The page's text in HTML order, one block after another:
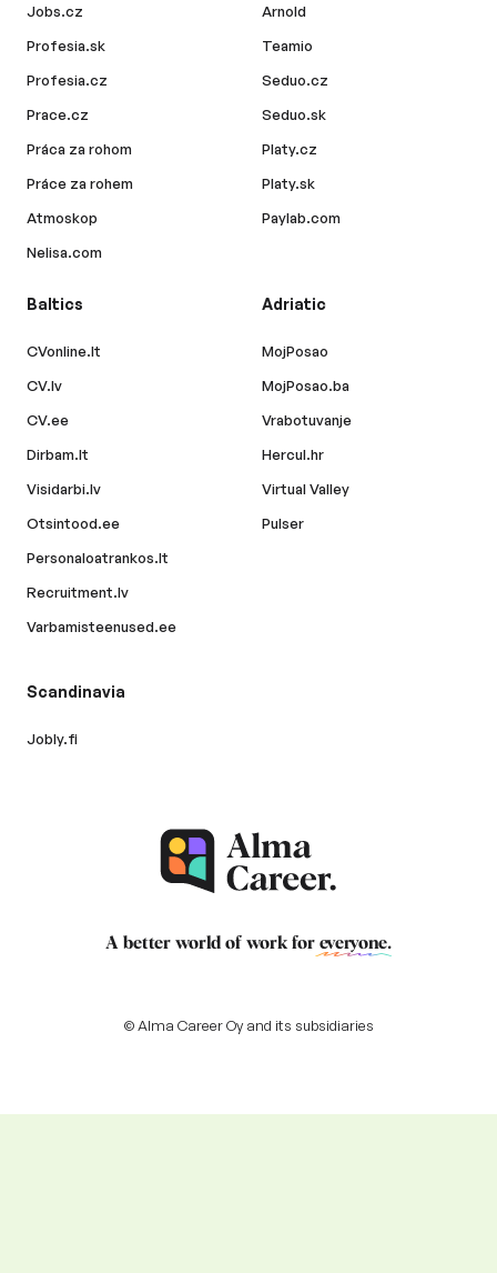
Jobs.cz
Profesia.sk
Profesia.cz
Prace.cz
Práca za rohom
Práce za rohem
Atmoskop
Nelisa.com
Arnold
Teamio
Seduo.cz
Seduo.sk
Platy.cz
Platy.sk
Paylab.com
Baltics
CVonline.lt
CV.lv
CV.ee
Dirbam.lt
Visidarbi.lv
Otsintood.ee
Personaloatrankos.lt
Recruitment.lv
Varbamisteenused.ee
Adriatic
MojPosao
MojPosao.ba
Vrabotuvanje
Hercul.hr
Virtual Valley
Pulser
Scandinavia
Jobly.fi
A better world of work for everyone.
© Alma Career Oy and its subsidiaries